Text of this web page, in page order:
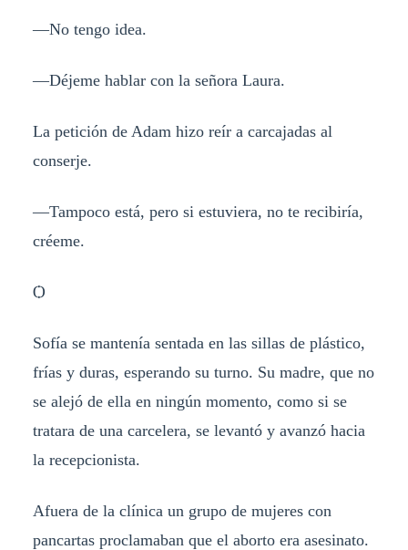
—No tengo idea.
—Déjeme hablar con la señora Laura.
La petición de Adam hizo reír a carcajadas al
conserje.
—Tampoco está, pero si estuviera, no te recibiría,
créeme.
Ѻ
Sofía se mantenía sentada en las sillas de plástico,
frías y duras, esperando su turno. Su madre, que no
se alejó de ella en ningún momento, como si se
tratara de una carcelera, se levantó y avanzó hacia
la recepcionista.
Afuera de la clínica un grupo de mujeres con
pancartas proclamaban que el aborto era asesinato.